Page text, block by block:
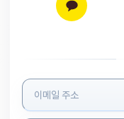
로그인 정보 입력